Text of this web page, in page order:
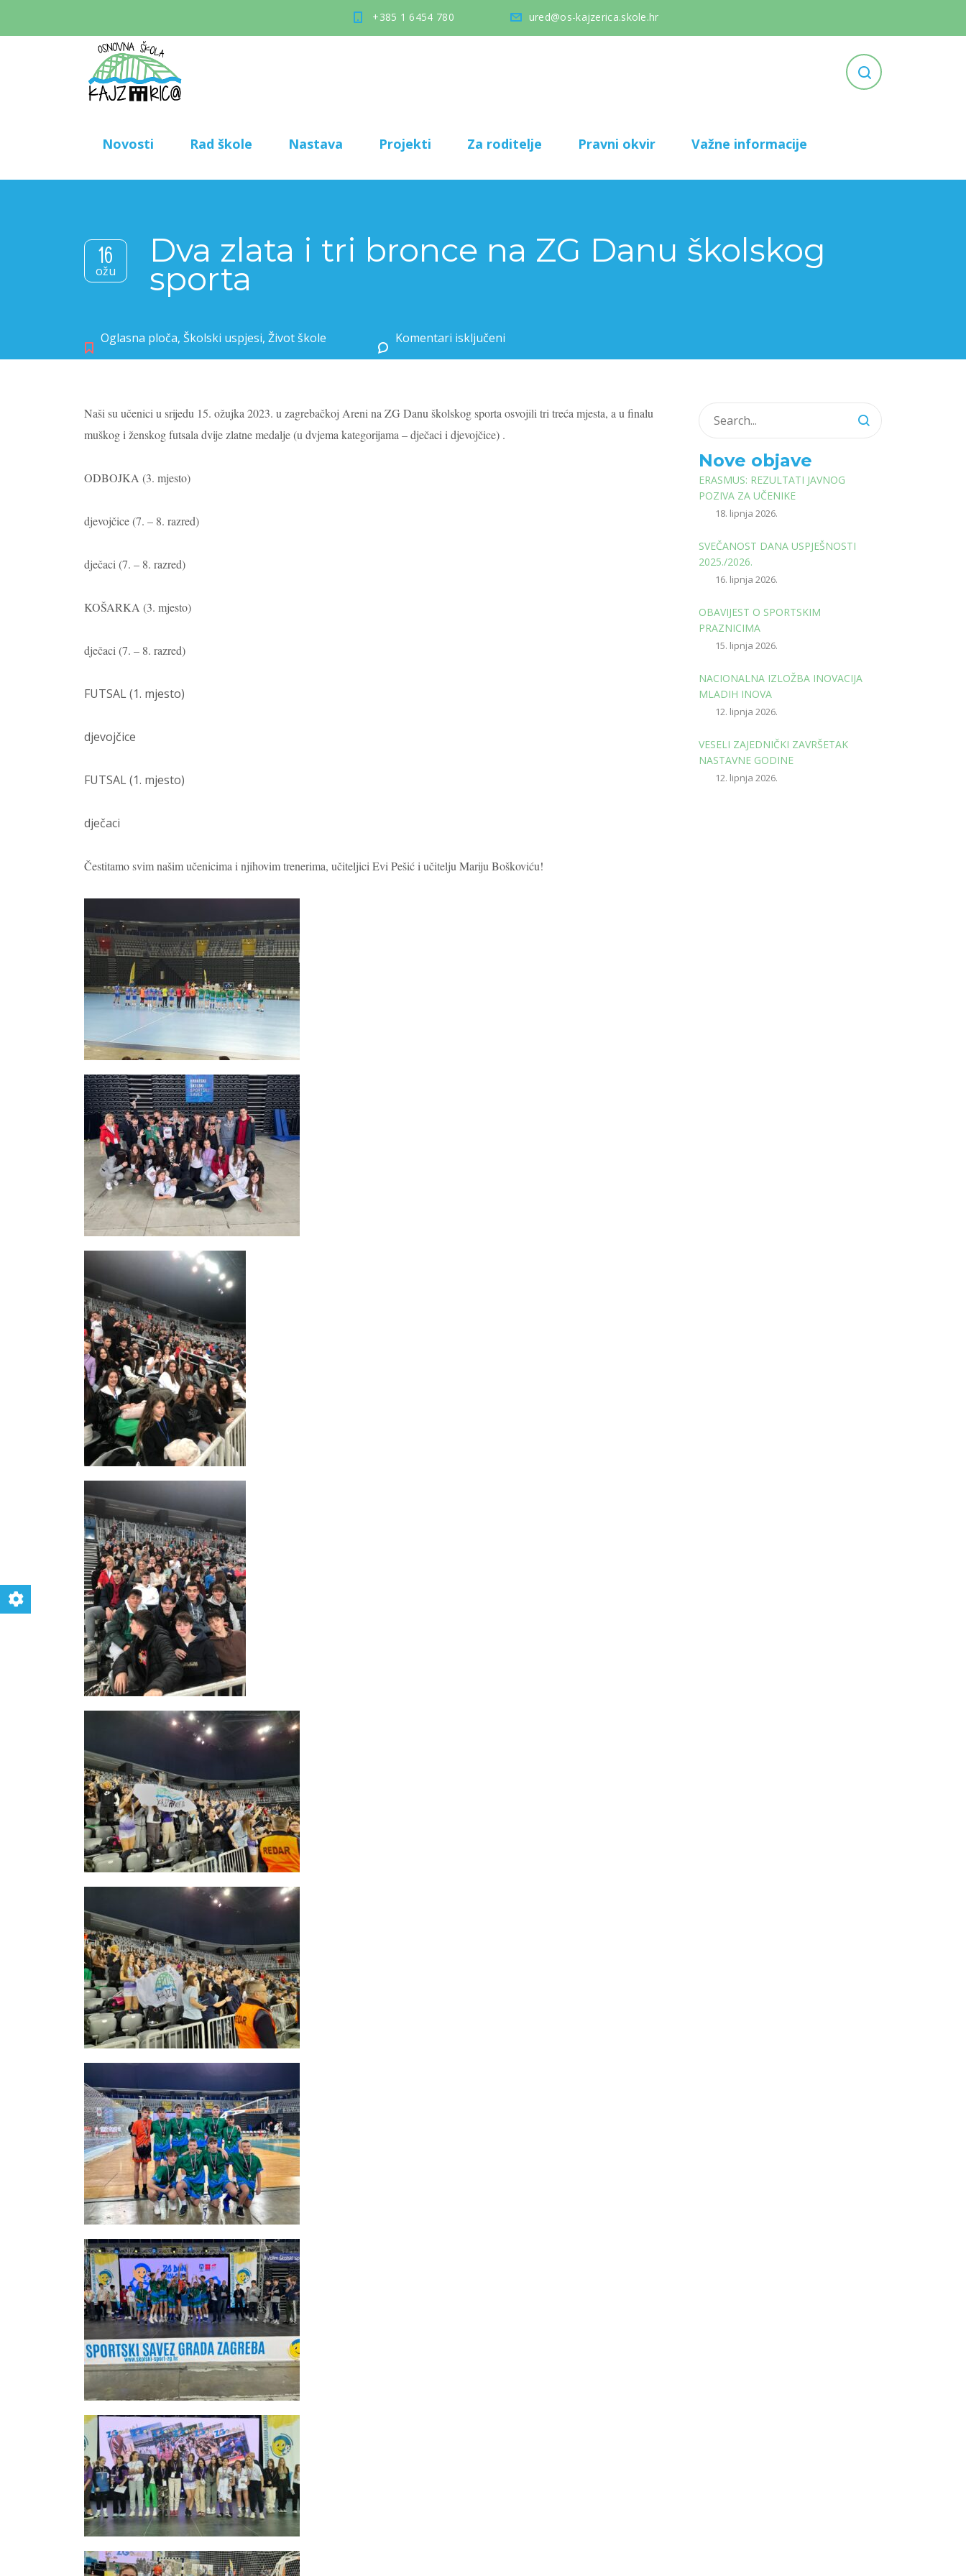
+385 1 6454 780 ured@os-kajzerica.skole.hr
Novosti Rad škole Nastava Projekti Za roditelje Pravni okvir Važne informacije
16
ožu
Dva zlata i tri bronce na ZG Danu školskog
sporta
Oglasna ploča, Školski uspjesi, Život škole Komentari isključeni
Naši su učenici u srijedu 15. ožujka 2023. u zagrebačkoj Areni na ZG Danu školskog sporta osvojili tri treća mjesta, a u finalu
muškog i ženskog futsala dvije zlatne medalje (u dvjema kategorijama – dječaci i djevojčice) .
ODBOJKA (3. mjesto)
djevojčice (7. – 8. razred)
dječaci (7. – 8. razred)
KOŠARKA (3. mjesto)
dječaci (7. – 8. razred)
FUTSAL (1. mjesto)
djevojčice
FUTSAL (1. mjesto)
dječaci
Čestitamo svim našim učenicima i njihovim trenerima, učiteljici Evi Pešić i učitelju Mariju Boškoviću!
Nove objave
ERASMUS: REZULTATI JAVNOG
POZIVA ZA UČENIKE
18. lipnja 2026.
SVEČANOST DANA USPJEŠNOSTI
2025./2026.
16. lipnja 2026.
OBAVIJEST O SPORTSKIM
PRAZNICIMA
15. lipnja 2026.
NACIONALNA IZLOŽBA INOVACIJA
MLADIH INOVA
12. lipnja 2026.
VESELI ZAJEDNIČKI ZAVRŠETAK
NASTAVNE GODINE
12. lipnja 2026.